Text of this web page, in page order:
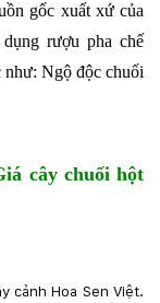
gốc xuất xứ của
rượu pha chế
như: Ngộ độc chuối
cây chuối hột
cảnh Hoa Sen Việt.